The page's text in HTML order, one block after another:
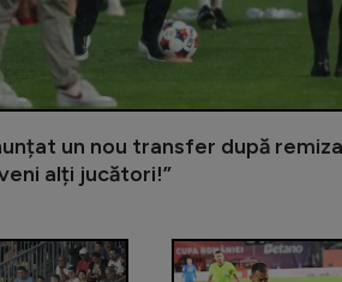
un nou transfer după
alți jucători!”